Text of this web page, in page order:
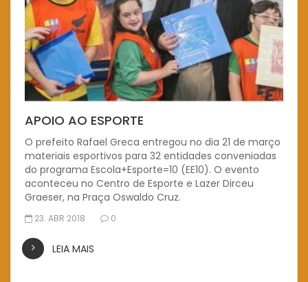
APOIO AO ESPORTE
O prefeito Rafael Greca entregou no dia 21 de março
materiais esportivos para 32 entidades conveniadas
do programa Escola+Esporte=10 (EE10). O evento
aconteceu no Centro de Esporte e Lazer Dirceu
Graeser, na Praça Oswaldo Cruz.
23. ABR 2018 0
LEIA MAIS